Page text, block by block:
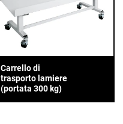
Carrello di
trasporto lamiere
(portata 300 kg)